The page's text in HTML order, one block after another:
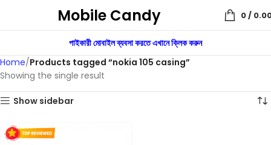
Mobile Candy 0/
পাইকারী মোবাইল ব্যবসা করতে এখানে ক্লিক করুন
Home Products tagged “nokia 105 casing”
Showing the single result
Show sidebar